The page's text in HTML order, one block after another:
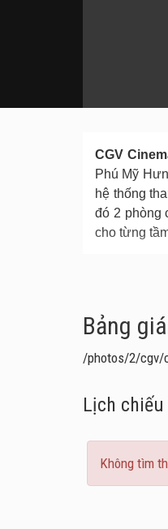
CGV
Phú Mỹ
hệ thống
đó 2 phòng
cho từng
Bảng
/photos/2/cgv/
Lịch
Không tìm